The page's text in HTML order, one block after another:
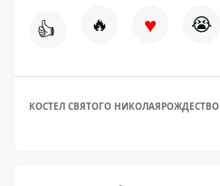
👍 🔥 ♥ 😭
КОСТЕЛ СВЯТОГО НИКОЛАЯРОЖДЕСТВО